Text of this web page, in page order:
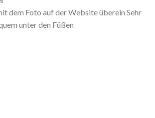
dem Foto auf der Website überein Sehr
unter den Füßen